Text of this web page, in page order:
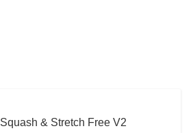
Squash & Stretch Free V2